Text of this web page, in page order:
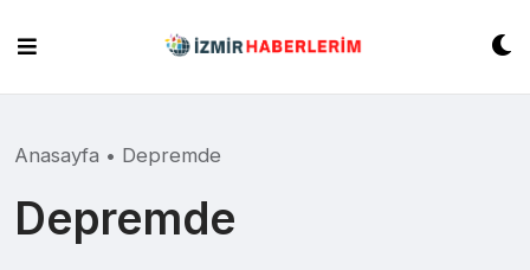
content
Anasayfa • Depremde
Depremde